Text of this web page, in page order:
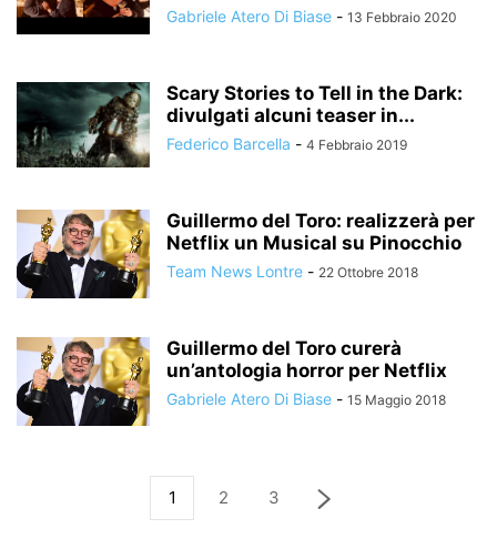
Gabriele Atero Di Biase - 13 Febbraio 2020
Scary Stories to Tell in the Dark:
divulgati alcuni teaser in...
Federico Barcella - 4 Febbraio 2019
Guillermo del Toro: realizzerà per
Netflix un Musical su Pinocchio
Team News Lontre - 22 Ottobre 2018
Guillermo del Toro curerà
un’antologia horror per Netflix
Gabriele Atero Di Biase - 15 Maggio 2018
1 2 3